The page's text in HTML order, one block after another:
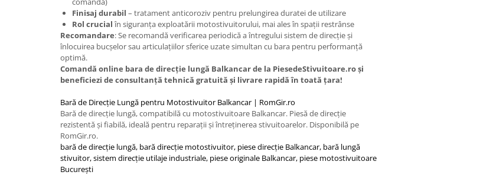
Bujii Motostivuitoare
Contact Pornire
Electromotoare Stivuitor
Lampi Faruri si Proiectoare
Piese Electrice Motostivuitor
Sistem Franare
Cilindrii Frana
Frana de Mana
Piese Frane Stivuitor
Pistoane Frana
Placute de Frana
Finisaj durabil – tratament anticoroziv pentru prelungirea duratei de utilizare
Rol crucialîn siguranța exploatării motostivuitorului, mai ales în spații restrânse
Recomandare: Se recomandă verificarea periodică a întregului sistem de direcție și
înlocuirea bucșelor sau articulațiilor sferice uzate simultan cu bara pentru performanță
optimă.
Comandă online bara de direcție lungă Balkancar de la PiesedeStivuitoare.ro și
beneficiezi de consultanță tehnică gratuită și livrare rapidă în toată țara!
Bară de Direcție Lungă pentru Motostivuitor Balkancar | RomGir.ro
Bară de direcție lungă, compatibilă cu motostivuitoare Balkancar. Piesă de direcție
rezistentă și fiabilă, ideală pentru reparații și întreținerea stivuitoarelor. Disponibilă pe
RomGir.ro.
bară de direcție lungă, bară direcție motostivuitor, piese direcție Balkancar, bară lungă
stivuitor, sistem direcție utilaje industriale, piese originale Balkancar, piese motostivuitoare
București